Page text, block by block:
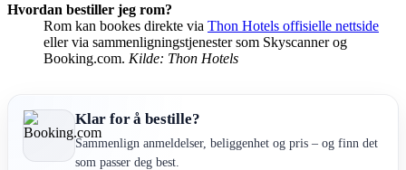
Hvordan bestiller jeg rom?
Rom kan bookes direkte via Thon Hotels offisielle nettside
eller via sammenligningstjenester som Skyscanner og
Booking.com. Kilde: Thon Hotels
Klar for å bestille?
Sammenlign anmeldelser, beliggenhet og pris – og finn det
som passer deg best.